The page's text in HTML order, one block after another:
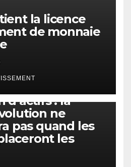
la licence
de monnaie
d’actifs : la
ne
pas quand les
les